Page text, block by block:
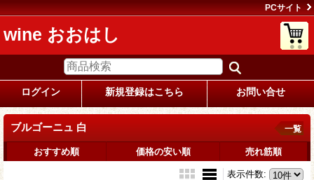
PCサイト
wine おおはし
ログイン 新規登録はこちら お問い合せ
ブルゴーニュ 白 一覧
おすすめ順 価格の安い順 売れ筋順
表示件数: